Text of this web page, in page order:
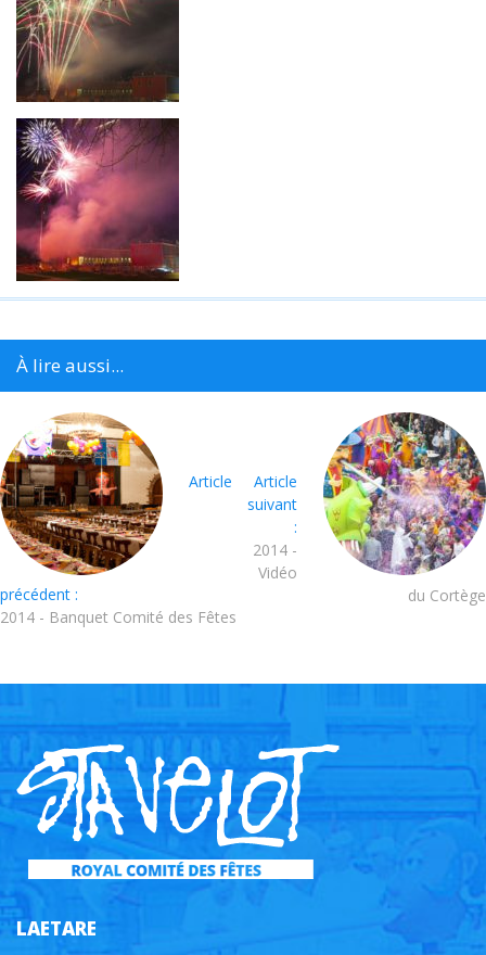
À lire aussi...
Article
précédent :
2014 - Banquet Comité des Fêtes
Article
suivant
:
2014 -
Vidéo
du Cortège
LAETARE